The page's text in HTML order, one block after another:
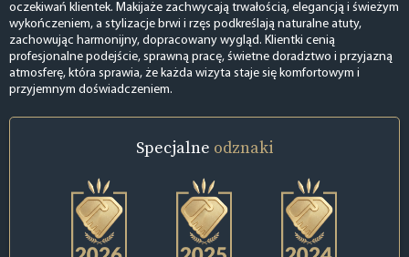
oczekiwań klientek. Makijaże zachwycają trwałością, elegancją i świeżym
wykończeniem, a stylizacje brwi i rzęs podkreślają naturalne atuty,
zachowując harmonijny, dopracowany wygląd. Klientki cenią
profesjonalne podejście, sprawną pracę, świetne doradztwo i przyjazną
atmosferę, która sprawia, że każda wizyta staje się komfortowym i
przyjemnym doświadczeniem.
Specjalne odznaki